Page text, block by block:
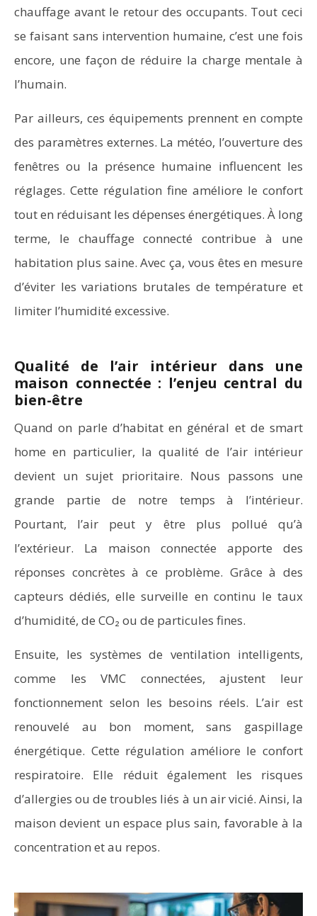
chauffage avant le retour des occupants. Tout ceci
se faisant sans intervention humaine, c’est une fois
encore, une façon de réduire la charge mentale à
l’humain.
Par ailleurs, ces équipements prennent en compte
des paramètres externes. La météo, l’ouverture des
fenêtres ou la présence humaine influencent les
réglages. Cette régulation fine améliore le confort
tout en réduisant les dépenses énergétiques. À long
terme, le chauffage connecté contribue à une
habitation plus saine. Avec ça, vous êtes en mesure
d’éviter les variations brutales de température et
limiter l’humidité excessive.
Qualité de l’air intérieur dans une
maison connectée : l’enjeu central du
bien-être
Quand on parle d’habitat en général et de smart
home en particulier, la qualité de l’air intérieur
devient un sujet prioritaire. Nous passons une
grande partie de notre temps à l’intérieur.
Pourtant, l’air peut y être plus pollué qu’à
l’extérieur. La maison connectée apporte des
réponses concrètes à ce problème. Grâce à des
capteurs dédiés, elle surveille en continu le taux
d’humidité, de CO₂ ou de particules fines.
Ensuite, les systèmes de ventilation intelligents,
comme les VMC connectées, ajustent leur
fonctionnement selon les besoins réels. L’air est
renouvelé au bon moment, sans gaspillage
énergétique. Cette régulation améliore le confort
respiratoire. Elle réduit également les risques
d’allergies ou de troubles liés à un air vicié. Ainsi, la
maison devient un espace plus sain, favorable à la
concentration et au repos.